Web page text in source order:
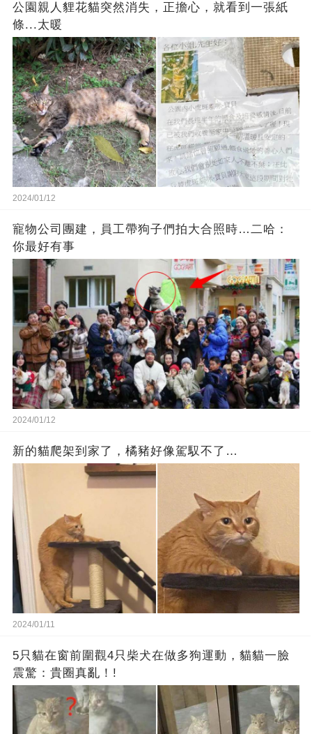
公園親人貍花貓突然消失，正擔心，就看到一張紙
條...太暖
2024/01/12
寵物公司團建，員工帶狗子們拍大合照時…二哈：
你最好有事
2024/01/12
新的貓爬架到家了，橘豬好像駕馭不了…
2024/01/11
5只貓在窗前圍觀4只柴犬在做多狗運動，貓貓一臉
震驚：貴圈真亂！!